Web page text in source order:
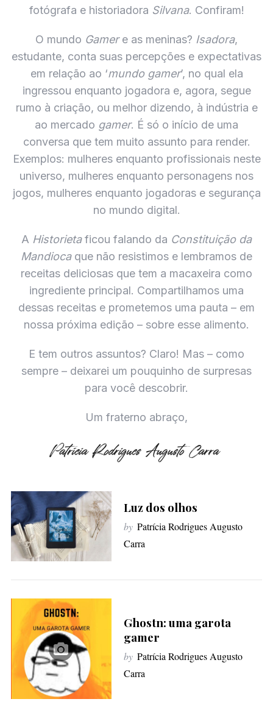
fotógrafa e historiadora Silvana. Confiram!
O mundo Gamere as meninas? Isadora,
estudante, conta suas percepções e expectativas
em relação ao ‘mundo gamer’, no qual ela
ingressou enquanto jogadora e, agora, segue
rumo à criação, ou melhor dizendo, à indústria e
ao mercado gamer. É só o início de uma
conversa que tem muito assunto para render.
Exemplos: mulheres enquanto profissionais neste
universo, mulheres enquanto personagens nos
jogos, mulheres enquanto jogadoras e segurança
no mundo digital.
A Historietaficou falando da Constituição da
Mandiocaque não resistimos e lembramos de
receitas deliciosas que tem a macaxeira como
ingrediente principal. Compartilhamos uma
dessas receitas e prometemos uma pauta – em
nossa próxima edição – sobre esse alimento.
E tem outros assuntos? Claro! Mas – como
sempre – deixarei um pouquinho de surpresas
para você descobrir.
Um fraterno abraço,
Luz dos olhos
by Patrícia Rodrigues Augusto
Carra
Ghostn: uma garota
gamer
by Patrícia Rodrigues Augusto
Carra